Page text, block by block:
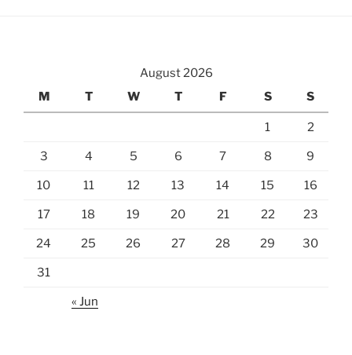
August 2026
M
T W T F S S
1 2
3 4 5 6 7 8 9
10 11 12 13 14 15 16
17 18 19 20 21 22 23
24 25 26 27 28 29 30
31
« Jun